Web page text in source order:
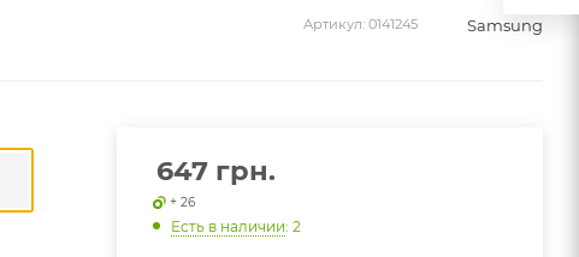
Артикул: 0141245 Samsung
647грн.
+ 26
Есть в наличии: 2